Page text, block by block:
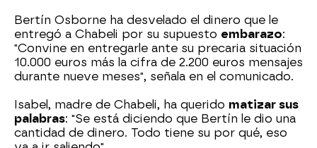
Bertín Osborne ha desvelado el dinero que le
entregó a Chabeli por su supuesto embarazo:
"Convine en entregarle ante su precaria situación
10.000 euros más la cifra de 2.200 euros mensajes
durante nueve meses", señala en el comunicado.
Isabel, madre de Chabeli, ha querido matizar sus
palabras: "Se está diciendo que Bertín le dio una
cantidad de dinero. Todo tiene su por qué, eso